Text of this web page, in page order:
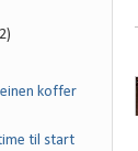
koffer
til start